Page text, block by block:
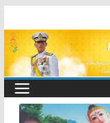
to
content